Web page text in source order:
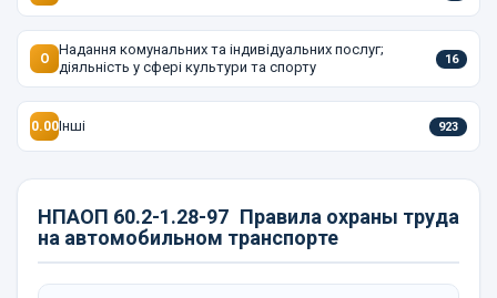
O
Надання комунальних та індивідуальних послуг;
діяльність у сфері культури та спорту
16
0.00Інші 923
НПАОП 60.2-1.28-97 Правила охраны труда
на автомобильном транспорте